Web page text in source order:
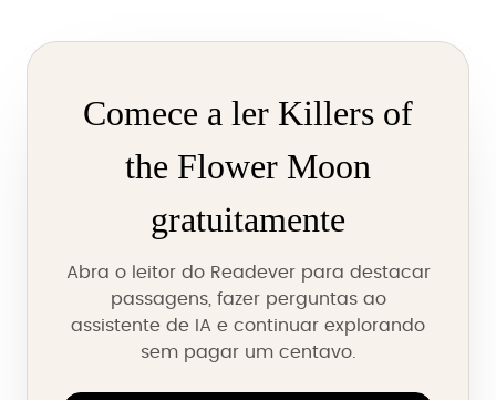
Comece a ler Killers of
the Flower Moon
gratuitamente
Abra o leitor do Readever para destacar
passagens, fazer perguntas ao
assistente de IA e continuar explorando
sem pagar um centavo.